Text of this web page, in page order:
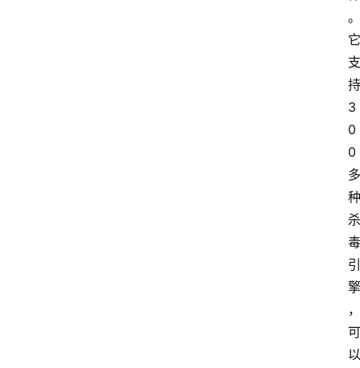
。
它
支
持
3
0
0
多
种
杀
毒
引
擎
，
可
以